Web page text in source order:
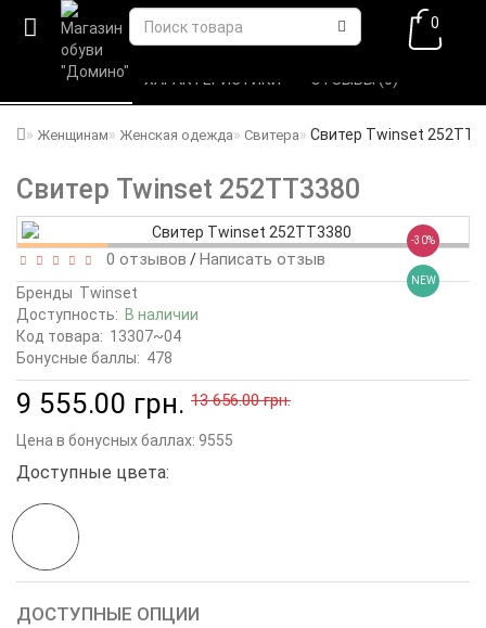
0
Женщинам Женская одежда Свитера Свитер Twinset
Свитер Twinset 252TT3380
ВСЕ О ТОВАРЕ ХАРАКТЕРИСТИКИ ОТЗЫВЫ (0)
-30%
NEW
0 отзывов /Написать отзыв
Бренды Twinset
Доступность: В наличии
Код товара: 13307~04
Бонусные баллы: 478
9 555.00 грн. 13 656.00 грн.
Цена в бонусных баллах: 9555
Доступные цвета:
ДОСТУПНЫЕ ОПЦИИ